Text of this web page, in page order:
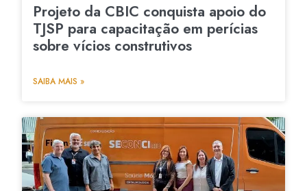
Projeto da CBIC conquista apoio do
TJSP para capacitação em perícias
sobre vícios construtivos
SAIBA MAIS »